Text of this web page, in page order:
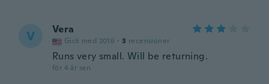
V Vera
Gick med 2016 · 3 recensioner
Runs very small. Will be returning.
för 4 år sen